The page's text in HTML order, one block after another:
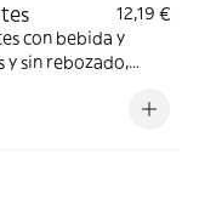
12,19 €
con bebida y
y sin rebozado,